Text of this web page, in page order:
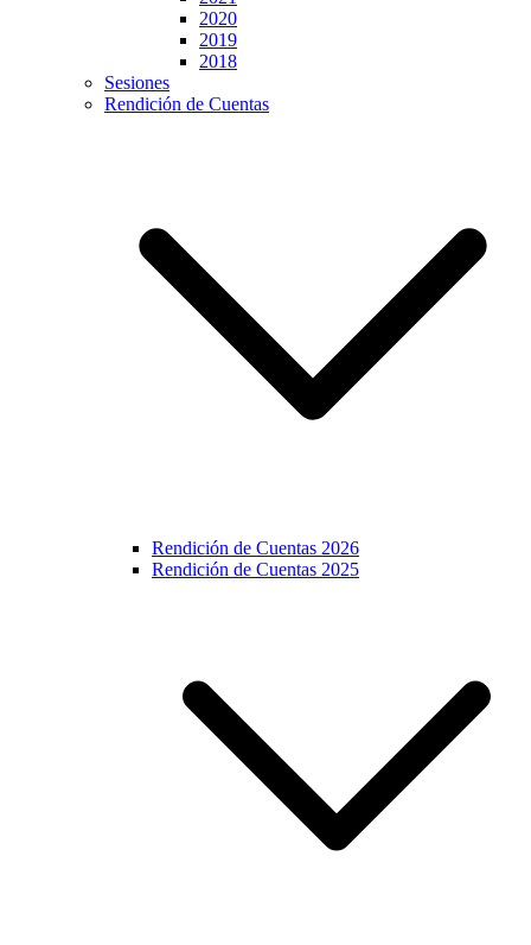
2020
2019
2018
Sesiones
Rendición de Cuentas
Rendición de Cuentas 2026
Rendición de Cuentas 2025